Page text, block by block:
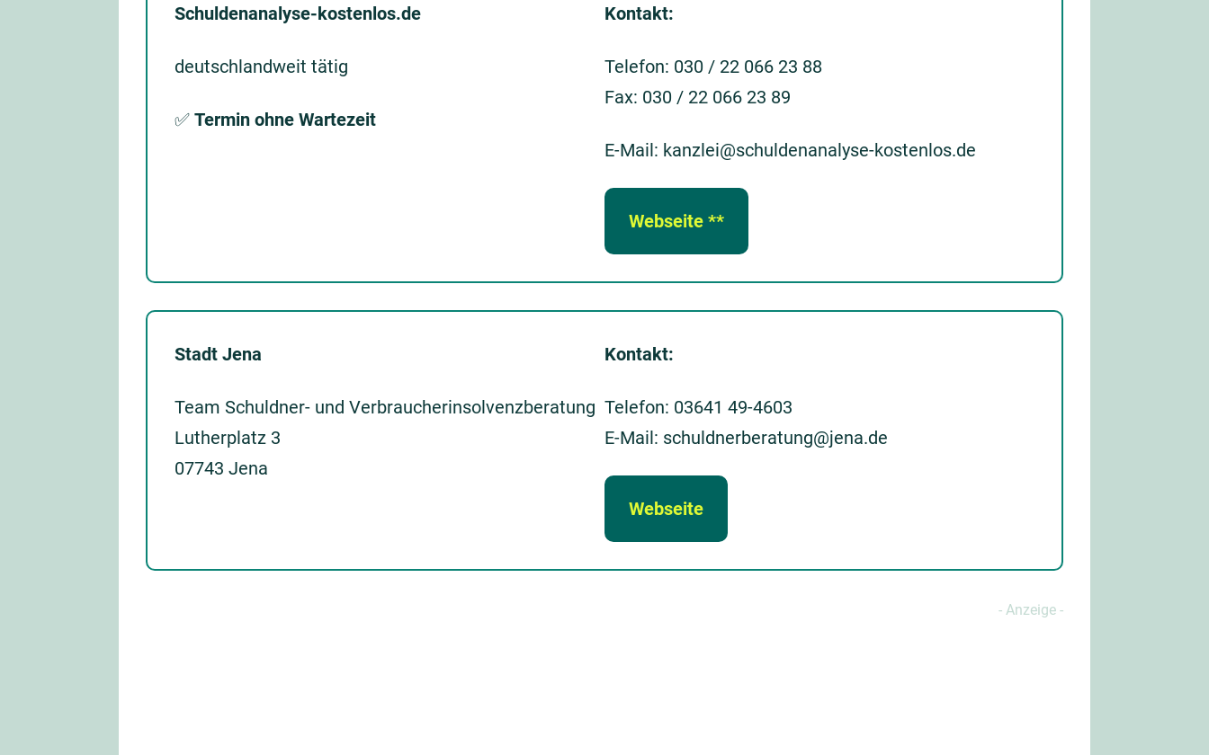
Schuldenanalyse-kostenlos.de
deutschlandweit tätig
✅ Termin ohne Wartezeit
Kontakt:
Telefon: 030 / 22 066 23 88
Fax: 030 / 22 066 23 89
E-Mail: kanzlei@schuldenanalyse-kostenlos.de
Webseite **
Stadt Jena
Team Schuldner- und Verbraucherinsolvenzberatung
Lutherplatz 3
07743 Jena
Kontakt:
Telefon: 03641 49-4603
E-Mail: schuldnerberatung@jena.de
Webseite